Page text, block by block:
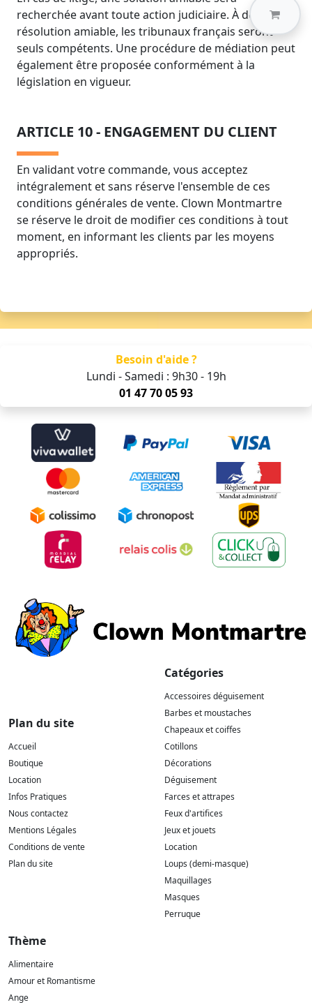
recherchée avant toute action judiciaire. À défaut de
résolution amiable, les tribunaux français seront
seuls compétents. Une procédure de médiation peut
également être proposée conformément à la
législation en vigueur.
ARTICLE 10 - ENGAGEMENT DU CLIENT
En validant votre commande, vous acceptez
intégralement et sans réserve l'ensemble de ces
conditions générales de vente. Clown Montmartre
se réserve le droit de modifier ces conditions à tout
moment, en informant les clients par les moyens
appropriés.
Besoin d'aide ?
Lundi - Samedi : 9h30 - 19h
01 47 70 05 93
Plan du site
Accueil
Boutique
Location
Infos Pratiques
Nous contactez
Mentions Légales
Conditions de vente
Plan du site
Catégories
Accessoires déguisement
Barbes et moustaches
Chapeaux et coiffes
Cotillons
Décorations
Déguisement
Farces et attrapes
Feux d'artifices
Jeux et jouets
Location
Loups (demi-masque)
Maquillages
Masques
Perruque
Thème
Alimentaire
Amour et Romantisme
Ange